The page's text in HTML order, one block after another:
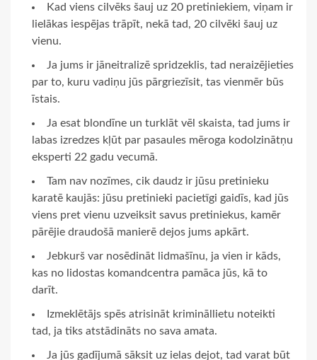
Kad viens cilvēks šauj uz 20 pretiniekiem, viņam ir
lielākas iespējas trāpīt, nekā tad, 20 cilvēki šauj uz
vienu.
Ja jums ir jāneitralizē spridzeklis, tad neraizējieties
par to, kuru vadiņu jūs pārgriezīsit, tas vienmēr būs
īstais.
Ja esat blondīne un turklāt vēl skaista, tad jums ir
labas izredzes kļūt par pasaules mēroga kodolzinātņu
eksperti 22 gadu vecumā.
Tam nav nozīmes, cik daudz ir jūsu pretinieku
karatē kaujās: jūsu pretinieki pacietīgi gaidīs, kad jūs
viens pret vienu uzveiksit savus pretiniekus, kamēr
pārējie draudošā manierē dejos jums apkārt.
Jebkurš var nosēdināt lidmašīnu, ja vien ir kāds,
kas no lidostas komandcentra pamāca jūs, kā to
darīt.
Izmeklētājs spēs atrisināt krimināllietu noteikti
tad, ja tiks atstādināts no sava amata.
Ja jūs gadījumā sāksit uz ielas dejot, tad varat būt